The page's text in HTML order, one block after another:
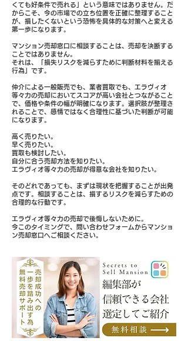
くても好条件で売れる」という意味ではありません。だ
からこそ、今の市場での立ち位置を正確に整理すること
が、損したくないという恐怖を具体的な対策へと変える
第一歩になります。
マンション売却窓口に相談することは、売却を決断する
ことではありません。
それは、「損失リスクを減らすために判断材料を揃える
行為」です。
仲介による一般販売でも、業者買取でも、エラヴィオ
等々力の売却においてスコアが高い会社とつながること
で、価格や条件の幅が明確になります。選択肢が整理さ
れることで、感情ではなく合理性に基づいた判断が可能
になります。
高く売りたい。
早く売りたい。
買取も検討したい。
自分に合う売却方法を知りたい。
エラヴィオ等々力の売却が得意な会社を知りたい。
そのどれであっても、まずは現状を把握することが出発
点です。相談することは、損するリスクを減らすための
合理的な行動です。
エラヴィオ等々力の売却で後悔しないために。
今このタイミングで、問い合わせフォームからマンショ
ン売却窓口へご相談ください。